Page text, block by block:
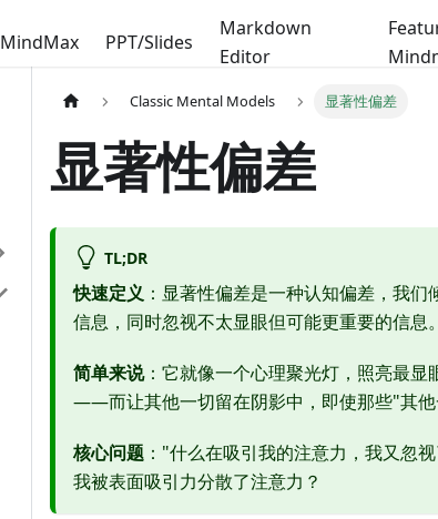
MindMax PPT/Slides
Markdown
Editor
Classic Mental Models 显著性偏差
显著性偏差
TL;DR
快速定义 ：显著性偏差是一种认知偏差，我
信息，同时忽视不太显眼但可能更重要的信息。
简单来说：它就像一个心理聚光灯，照亮最
——而让其他一切留在阴影中，即使那些"其他
核心问题 ："什么在吸引我的注意力，我又
我被表面吸引力分散了注意力？